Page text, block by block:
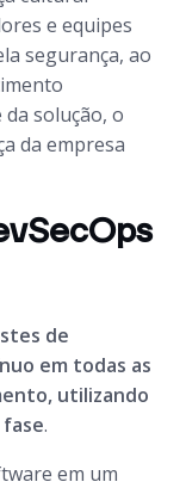
e equipes
segurança, ao
solução, o
da empresa
de
em todas as
utilizando
.
em um